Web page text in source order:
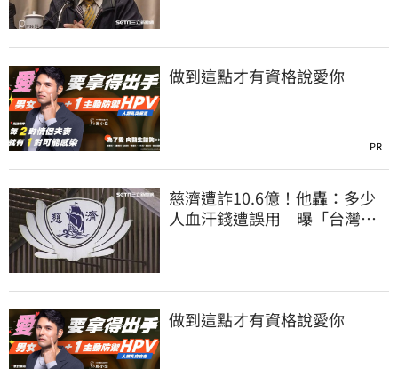
做到這點才有資格說愛你
PR
慈濟遭詐10.6億！他轟：多少
人血汗錢遭誤用 曝「台灣這
做到這點才有資格說愛你